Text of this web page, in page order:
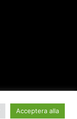
Acceptera alla